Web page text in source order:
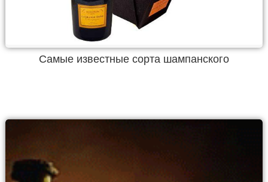
Самые известные сорта шампанского